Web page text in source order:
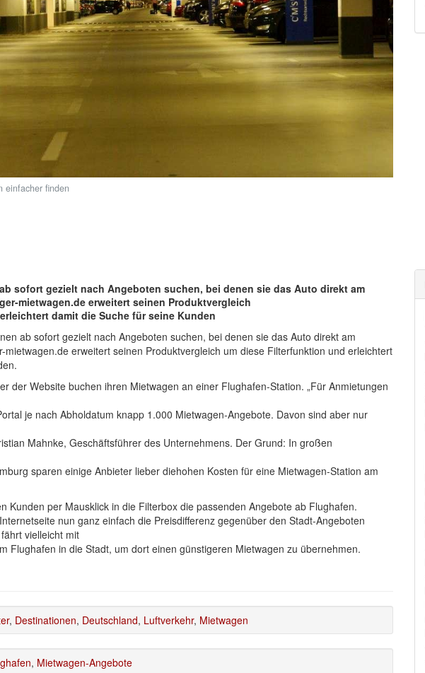
einfacher finden
sofort gezielt nach Angeboten suchen, bei denen sie das Auto direkt am
mietwagen.de erweitert seinen Produktvergleich
damit die Suche für seine Kunden
ab sofort gezielt nach Angeboten suchen, bei denen sie das Auto direkt am
mietwagen.de erweitert seinen Produktvergleich um diese Filterfunktion und erleichtert
der Website buchen ihren Mietwagen an einer Flughafen-Station. „Für Anmietungen
je nach Abholdatum knapp 1.000 Mietwagen-Angebote. Davon sind aber nur
Mahnke, Geschäftsführer des Unternehmens. Der Grund: In großen
sparen einige Anbieter lieber diehohen Kosten für eine Mietwagen-Station am
Kunden per Mausklick in die Filterbox die passenden Angebote ab Flughafen.
nun ganz einfach die Preisdifferenz gegenüber den Stadt-Angeboten
vielleicht mit
Flughafen in die Stadt, um dort einen günstigeren Mietwagen zu übernehmen.
, Destinationen, Deutschland, Luftverkehr, Mietwagen
, Mietwagen-Angebote